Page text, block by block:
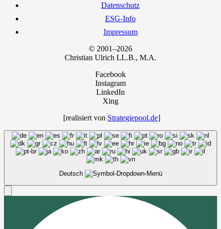
Daten­schutz
ESG-Info
Impres­sum
© 2001–2026
Chris­ti­an Ulrich LL.B., M.A.
Facebook
Instagram
LinkedIn
Xing
[rea­li­siert von Strategiepool.de]
Deutsch